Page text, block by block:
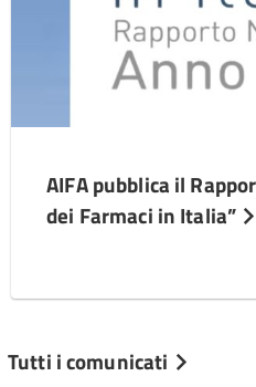
AIFA pubblica il
dei Farmaci in Italia”
Tutti i comunicati